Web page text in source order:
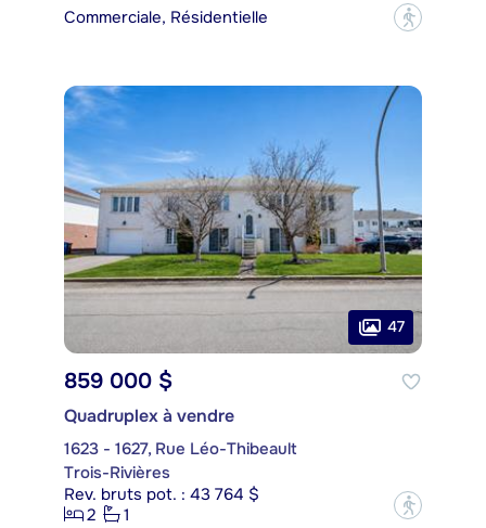
Commerciale, Résidentielle
?
47
859 000 $
Quadruplex à vendre
1623 - 1627, Rue Léo-Thibeault
Trois-Rivières
Rev. bruts pot. : 43 764 $
2
1 ?